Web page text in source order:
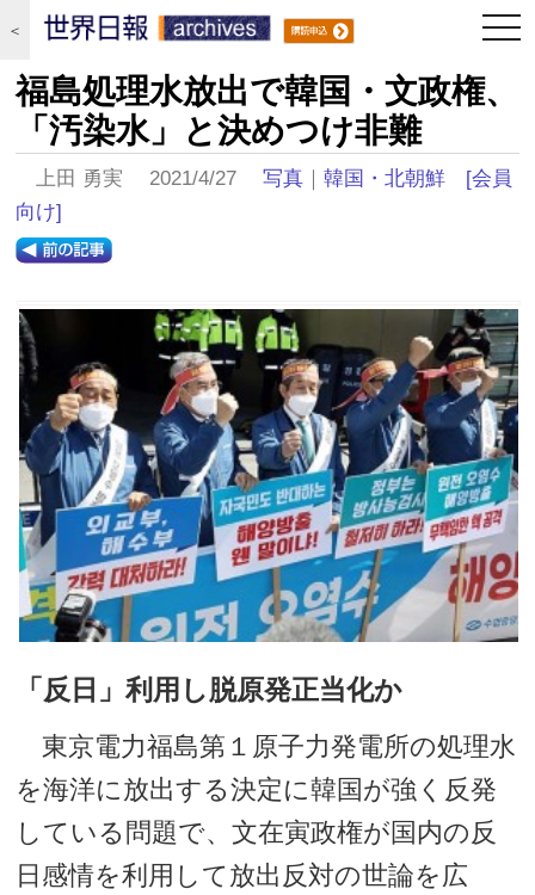
＜
福島処理水放出で韓国・文政権、
「汚染水」と決めつけ非難
上田 勇実 2021/4/27写真 ｜韓国・北朝鮮
[会員
向け]
「反日」利用し脱原発正当化か
東京電力福島第１原子力発電所の処理水
を海洋に放出する決定に韓国が強く反発
している問題で、文在寅政権が国内の反
日感情を利用して放出反対の世論を広